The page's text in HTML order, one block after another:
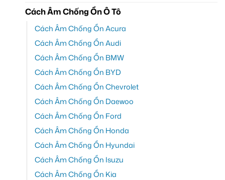
Cách Âm Chống Ồn Ô Tô
Cách Âm Chống Ồn Acura
Cách Âm Chống Ồn Audi
Cách Âm Chống Ồn BMW
Cách Âm Chống Ồn BYD
Cách Âm Chống Ồn Chevrolet
Cách Âm Chống Ồn Daewoo
Cách Âm Chống Ồn Ford
Cách Âm Chống Ồn Honda
Cách Âm Chống Ồn Hyundai
Cách Âm Chống Ồn Isuzu
Cách Âm Chống Ồn Kia